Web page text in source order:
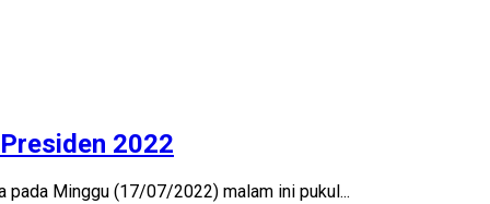
2022
pada Minggu (17/07/2022) malam ini pukul...